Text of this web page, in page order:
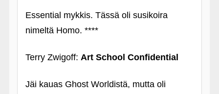
Essential mykkis. Tässä oli susikoira
nimeltä Homo. ****
Terry Zwigoff: Art School Confidential
Jäi kauas Ghost Worldistä, mutta oli